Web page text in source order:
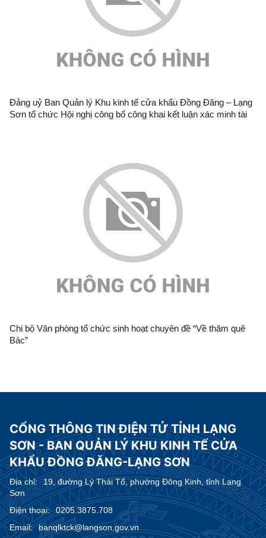
Đảng uỷ Ban Quản lý Khu kinh tế cửa khẩu Đồng Đăng – Lạng
Sơn tổ chức Hội nghị công bố công khai kết luận xác minh tài
Chi bộ Văn phòng tổ chức sinh hoạt chuyên đề “Về thăm quê
Bác”
CỔNG THÔNG TIN ĐIỆN TỬ TỈNH LẠNG
SƠN - BAN QUẢN LÝ KHU KINH TẾ CỬA
KHẨU ĐỒNG ĐĂNG-LẠNG SƠN
Địa chỉ:
19, đường Lý Thái Tổ, phường Đông Kinh, tỉnh Lạng
Sơn
Điện thoại:
0205.3875.708
Email:
banqlktck@langson.gov.vn